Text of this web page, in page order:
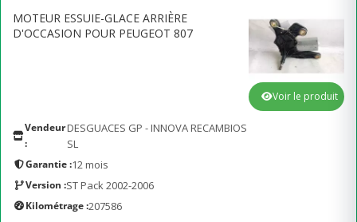
MOTEUR ESSUIE-GLACE ARRIÈRE
D'OCCASION POUR PEUGEOT 807
Vendeur
:
DESGUACES GP - INNOVA RECAMBIOS
SL
Garantie :12 mois
Version :ST Pack 2002-2006
Kilométrage :207586
Voir le produit